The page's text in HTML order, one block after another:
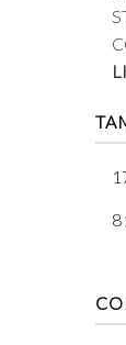
8